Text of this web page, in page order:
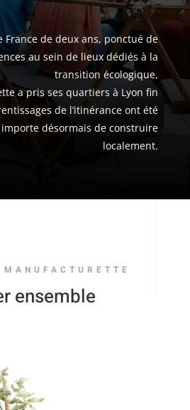
France de deux ans, ponctué de
au sein de lieux dédiés à la
transition écologique,
a pris ses quartiers à Lyon fin
de l’itinérance ont été
désormais de construire
localement.
ensemble